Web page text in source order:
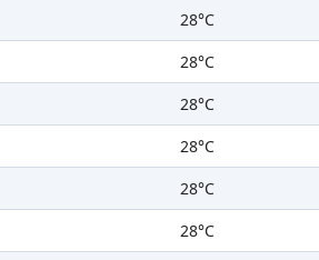
28°C
28°C
28°C
28°C
28°C
28°C